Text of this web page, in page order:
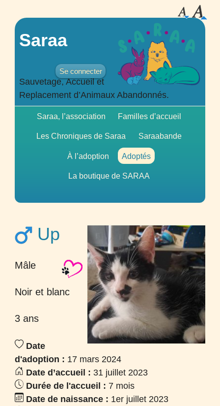
Saraa
Se connecter
Sauvetage, Accueil et
Replacement d’Animaux Abandonnés.
Saraa, l’association Familles d’accueil
Les Chroniques de Saraa Saraabande
À l’adoption Adoptés
La boutique de SARAA
Up
Mâle
Noir et blanc
3 ans
Date
d'adoption : 17 mars 2024
Date d’accueil : 31 juillet 2023
Durée de l'accueil : 7 mois
Date de naissance : 1er juillet 2023